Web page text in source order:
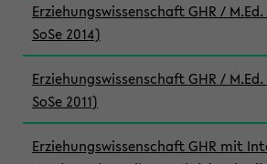
Erziehungswissenschaft GHR /
SoSe 2014)
Erziehungswissenschaft GHR /
SoSe 2011)
Erziehungswissenschaft GHR mit